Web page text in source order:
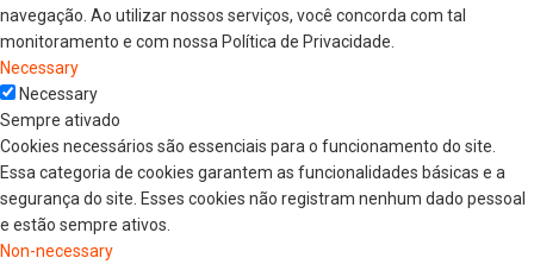
navegação. Ao utilizar nossos serviços, você concorda com tal
monitoramento e com nossa Política de Privacidade.
Necessary
Necessary
Sempre ativado
Cookies necessários são essenciais para o funcionamento do site.
Essa categoria de cookies garantem as funcionalidades básicas e a
segurança do site. Esses cookies não registram nenhum dado pessoal
e estão sempre ativos.
Non-necessary